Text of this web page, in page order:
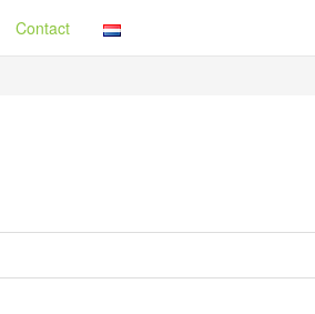
Contact